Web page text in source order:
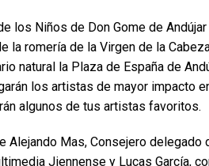
los Niños de Don Gome de Andújar
la romería de la Virgen de la
natural la Plaza de España de
los artistas de mayor impacto
algunos de tus artistas favoritos.
Alejando Mas, Consejero delegado
Jiennense y Lucas García,